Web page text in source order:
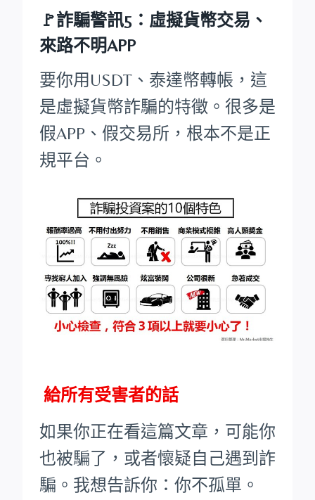
🚩詐騙警訊5：虛擬貨幣交易、
來路不明APP
要你用USDT、泰達幣轉帳，這
是虛擬貨幣詐騙的特徵。很多是
假APP、假交易所，根本不是正
規平台。
給所有受害者的話
如果你正在看這篇文章，可能你
也被騙了，或者懷疑自己遇到詐
騙。我想告訴你：你不孤單。